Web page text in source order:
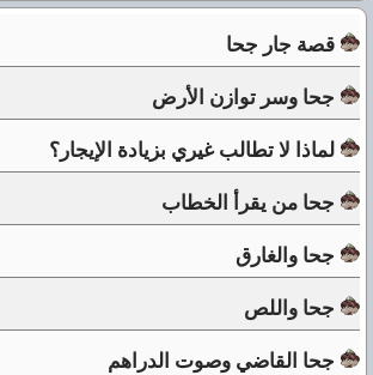
قصة جار جحا
جحا وسر توازن الأرض
لماذا لا تطالب غيري بزيادة الإيجار؟
جحا من يقرأ الخطاب
جحا والغارق
جحا واللص
جحا القاضي وصوت الدراهم